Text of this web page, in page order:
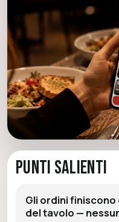
Punti Salienti
Gli ordini
del tavolo —